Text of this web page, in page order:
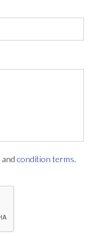
and condition terms.